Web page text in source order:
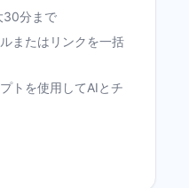
30分まで
またはリンクを一括
トを使用してAIとチ